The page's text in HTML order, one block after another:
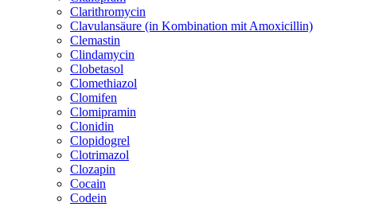
Clarithromycin
Clavulansäure (in Kombination mit Amoxicillin)
Clemastin
Clindamycin
Clobetasol
Clomethiazol
Clomifen
Clomipramin
Clonidin
Clopidogrel
Clotrimazol
Clozapin
Cocain
Codein